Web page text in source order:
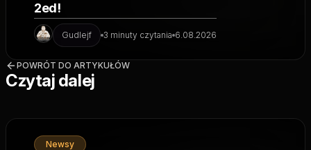
2ed!
Gudlejf 3 minuty czytania 6.08.2026
POWRÓT DO ARTYKUŁÓW
Czytaj dalej
Newsy